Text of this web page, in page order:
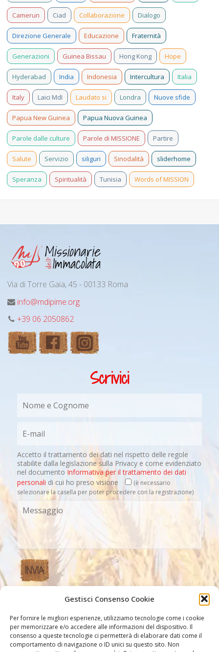
Gestisci Consenso Cookie
Per fornire le migliori esperienze, utilizziamo tecnologie come i cookie
per memorizzare e/o accedere alle informazioni del dispositivo. Il
consenso a queste tecnologie ci permetterà di elaborare dati come il
comportamento di navigazione o ID unici su questo sito. Non
Camerun Ciad Collaborazione Dialogo
Direzione Generale Educazione Fraternità
Generazioni Guinea Bissau Hong Kong Hope
Hyderabad India Indonesia Intercultura Italia
Italy Laici MdI Laudato si Londra Nuove sfide
Papua New Guinea Papua Nuova Guinea
Parole dalle culture Parole di MISSIONE Partire
Salute Servizio siliguri Sinodalità sliderhome
Speranza Spiritualità Tunisia Words of MISSION
Via di Torre Gaia, 45 - 00133 Roma
info@mdipime.org
+39 06 2050862
Scrivici
Accetto il trattamento dei dati nel rispetto delle regole
stabilite dalla legislazione sulla Privacy e come evidenziato
nel documento Informativa per il trattamento dei dati
personali di cui ho preso visione
(è necessario
selezionare la casella per poter procedere con la registrazione)
Altri Link